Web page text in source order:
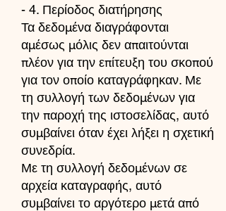
- 4. Περίοδος διατήρησης
Τα δεδομένα διαγράφονται
αμέσως μόλις δεν απαιτούνται
πλέον για την επίτευξη του σκοπού
για τον οποίο καταγράφηκαν. Με
τη συλλογή των δεδομένων για
την παροχή της ιστοσελίδας, αυτό
συμβαίνει όταν έχει λήξει η σχετική
συνεδρία.
Με τη συλλογή δεδομένων σε
αρχεία καταγραφής, αυτό
συμβαίνει το αργότερο μετά από